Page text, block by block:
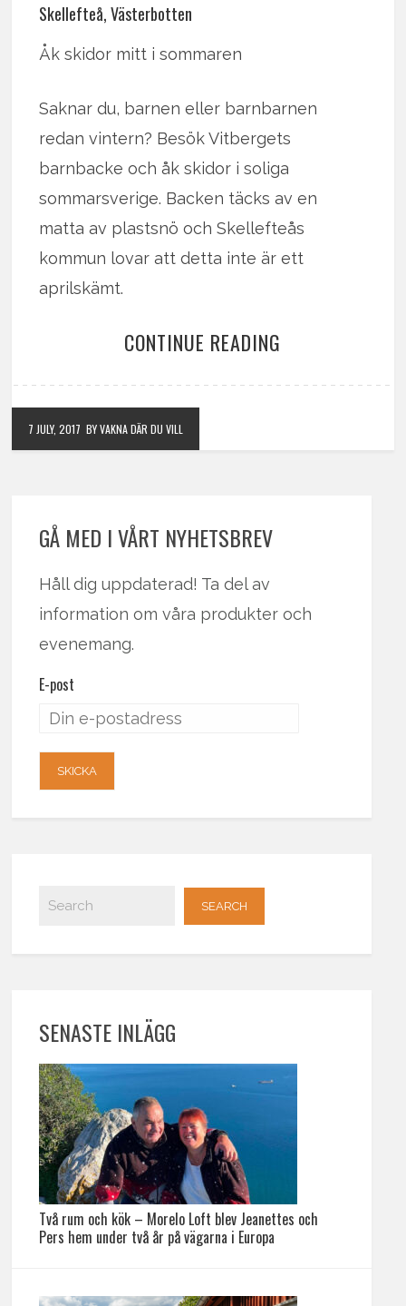
Skellefteå, Västerbotten
Åk skidor mitt i sommaren
Saknar du, barnen eller barnbarnen
redan vintern? Besök Vitbergets
barnbacke och åk skidor i soliga
sommarsverige. Backen täcks av en
matta av plastsnö och Skellefteås
kommun lovar att detta inte är ett
aprilskämt.
CONTINUE READING
7 JULY, 2017 BY VAKNA DÄR DU VILL
GÅ MED I VÅRT NYHETSBREV
Håll dig uppdaterad! Ta del av
information om våra produkter och
evenemang.
E-post
SENASTE INLÄGG
Två rum och kök – Morelo Loft blev Jeanettes och
Pers hem under två år på vägarna i Europa